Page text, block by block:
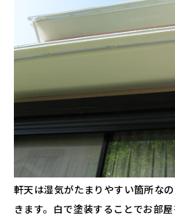
軒天は湿気がたまりやすい箇所な
きます。白で塗装することでお部屋